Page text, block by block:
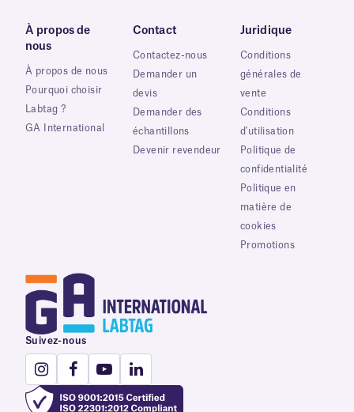
À propos de
nous
À propos de nous
Pourquoi choisir
Labtag ?
GA International
Contact
Contactez-nous
Demander un
devis
Demander des
échantillons
Devenir revendeur
Juridique
Conditions
générales de
vente
Conditions
d'utilisation
Politique de
confidentialité
Politique en
matière de
cookies
Promotions
Suivez-nous